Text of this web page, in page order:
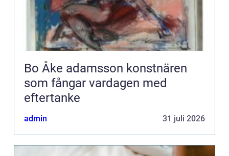
Bo Åke adamsson konstnären
som fångar vardagen med
eftertanke
admin 31 juli 2026